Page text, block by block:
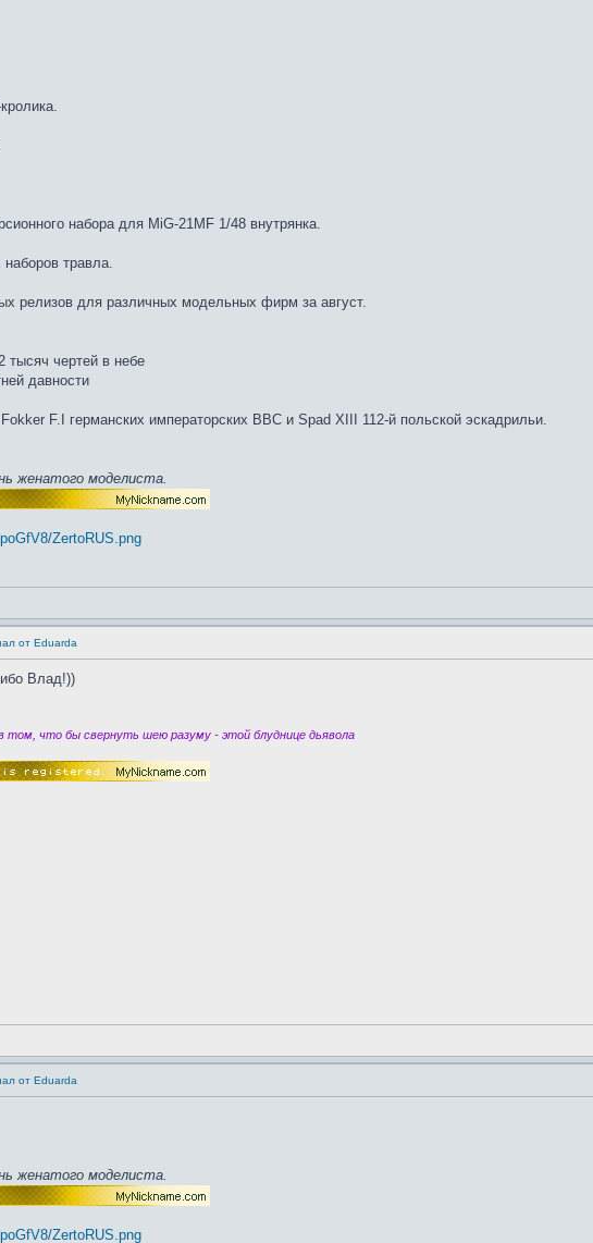
набора для MiG-21MF 1/48 внутрянка.
травла.
релизов для различных модельных фирм за август.
тысяч чертей в небе
давности
F.I германских императорских ВВС и Spad XIII 112-й польской эскадрильи.
женатого моделиста.
ZertoRUS.png
от Eduarda
Влад!))
что бы свернуть шею разуму - этой блуднице дьявола
от Eduarda
женатого моделиста.
ZertoRUS.png